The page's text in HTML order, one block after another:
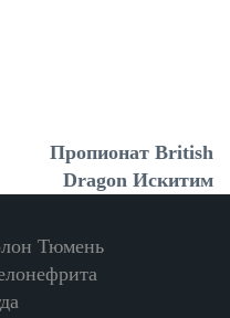
Пропионат British
Dragon Искитим
Тюмень